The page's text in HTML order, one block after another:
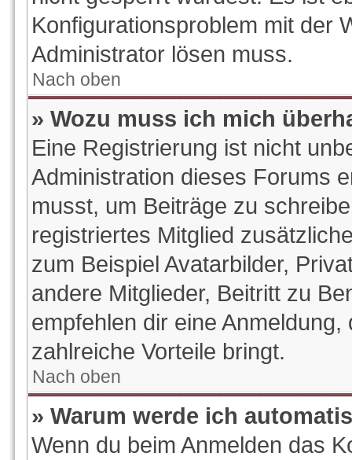
Konfigurationsproblem mit der
Administrator lösen muss.
Nach oben
» Wozu muss ich mich
Eine Registrierung ist nicht
Administration dieses Forums
musst, um Beiträge zu
registriertes Mitglied
zum Beispiel Avatarbilder,
andere Mitglieder, Beitritt zu
empfehlen dir eine
zahlreiche Vorteile bringt.
Nach oben
» Warum werde ich
Wenn du beim Anmelden das